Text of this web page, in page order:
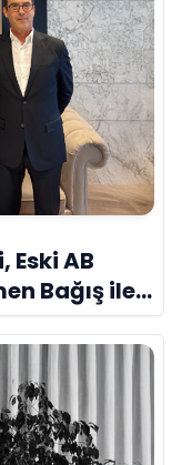
Eski AB
Bağış ile